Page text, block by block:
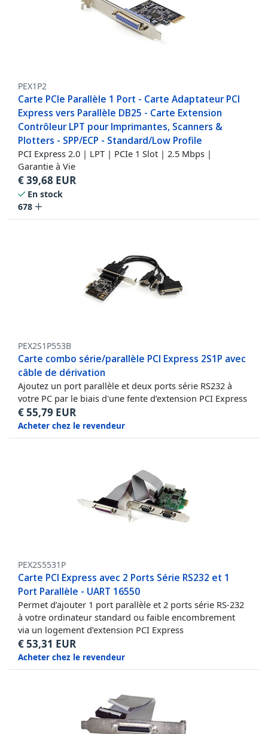
PEX1P2
Carte PCIe Parallèle 1 Port - Carte Adaptateur PCI
Express vers Parallèle DB25 - Carte Extension
Contrôleur LPT pour Imprimantes, Scanners &
Plotters - SPP/ECP - Standard/Low Profile
PCI Express 2.0 | LPT | PCIe 1 Slot | 2.5 Mbps |
Garantie à Vie
€39,68 EUR
En stock
678
PEX2S1P553B
Carte combo série/parallèle PCI Express 2S1P avec
câble de dérivation
Ajoutez un port parallèle et deux ports série RS232 à
votre PC par le biais d'une fente d’extension PCI Express
€55,79 EUR
Acheter chez le revendeur
PEX2S5531P
Carte PCI Express avec 2 Ports Série RS232 et 1
Port Parallèle - UART 16550
Permet d’ajouter 1 port parallèle et 2 ports série RS-232
à votre ordinateur standard ou faible encombrement
via un logement d’extension PCI Express
€53,31 EUR
Acheter chez le revendeur